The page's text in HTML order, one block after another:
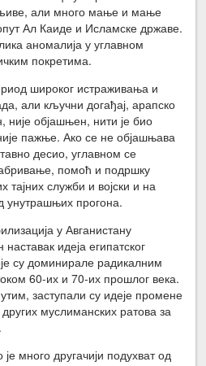
али много мање и мање
Ал Каиде и Исламске државе.
аномалија у углавном
покретима.
широког истраживања и
али кључни догађај, арапско
није објашњен, нити је био
пажње. Ако се не објашњава
десио, углавном се
помоћ и подршку
служби и војски и на
унутрашњих прогона.
у Авганистану
идеја египатског
су доминирале радикалним
60-их и 70-их прошлог века.
заступали су идеје промене
муслиманских ратова за
много другачији подухват од